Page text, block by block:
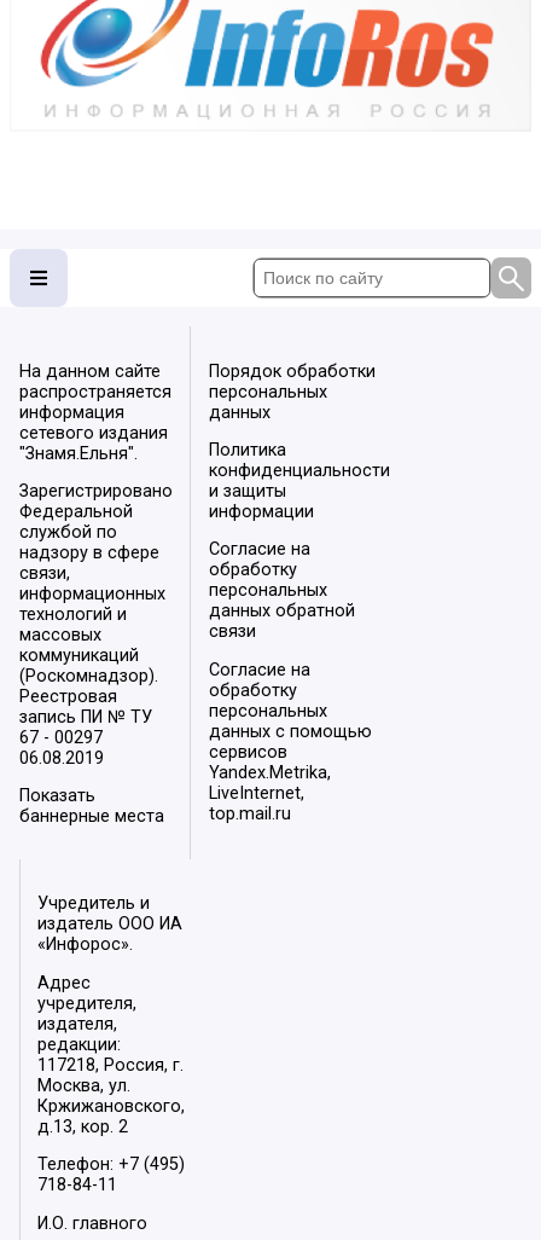
На данном сайте
распространяется
информация
сетевого издания
"Знамя.Ельня".
Зарегистрировано
Федеральной
службой по
надзору в сфере
связи,
информационных
технологий и
массовых
коммуникаций
(Роскомнадзор).
Реестровая
запись ПИ № ТУ
67 - 00297
06.08.2019
Показать
баннерные места
Порядок обработки
персональных
данных
Политика
конфиденциальности
и защиты
информации
Согласие на
обработку
персональных
данных обратной
связи
Согласие на
обработку
персональных
данных с помощью
сервисов
Yandex.Metrika,
LiveInternet,
top.mail.ru
Учредитель и
издатель ООО ИА
«Инфорос».
Адрес
учредителя,
издателя,
редакции:
117218, Россия, г.
Москва, ул.
Кржижановского,
д.13, кор. 2
Телефон: +7 (495)
718-84-11
И.О. главного